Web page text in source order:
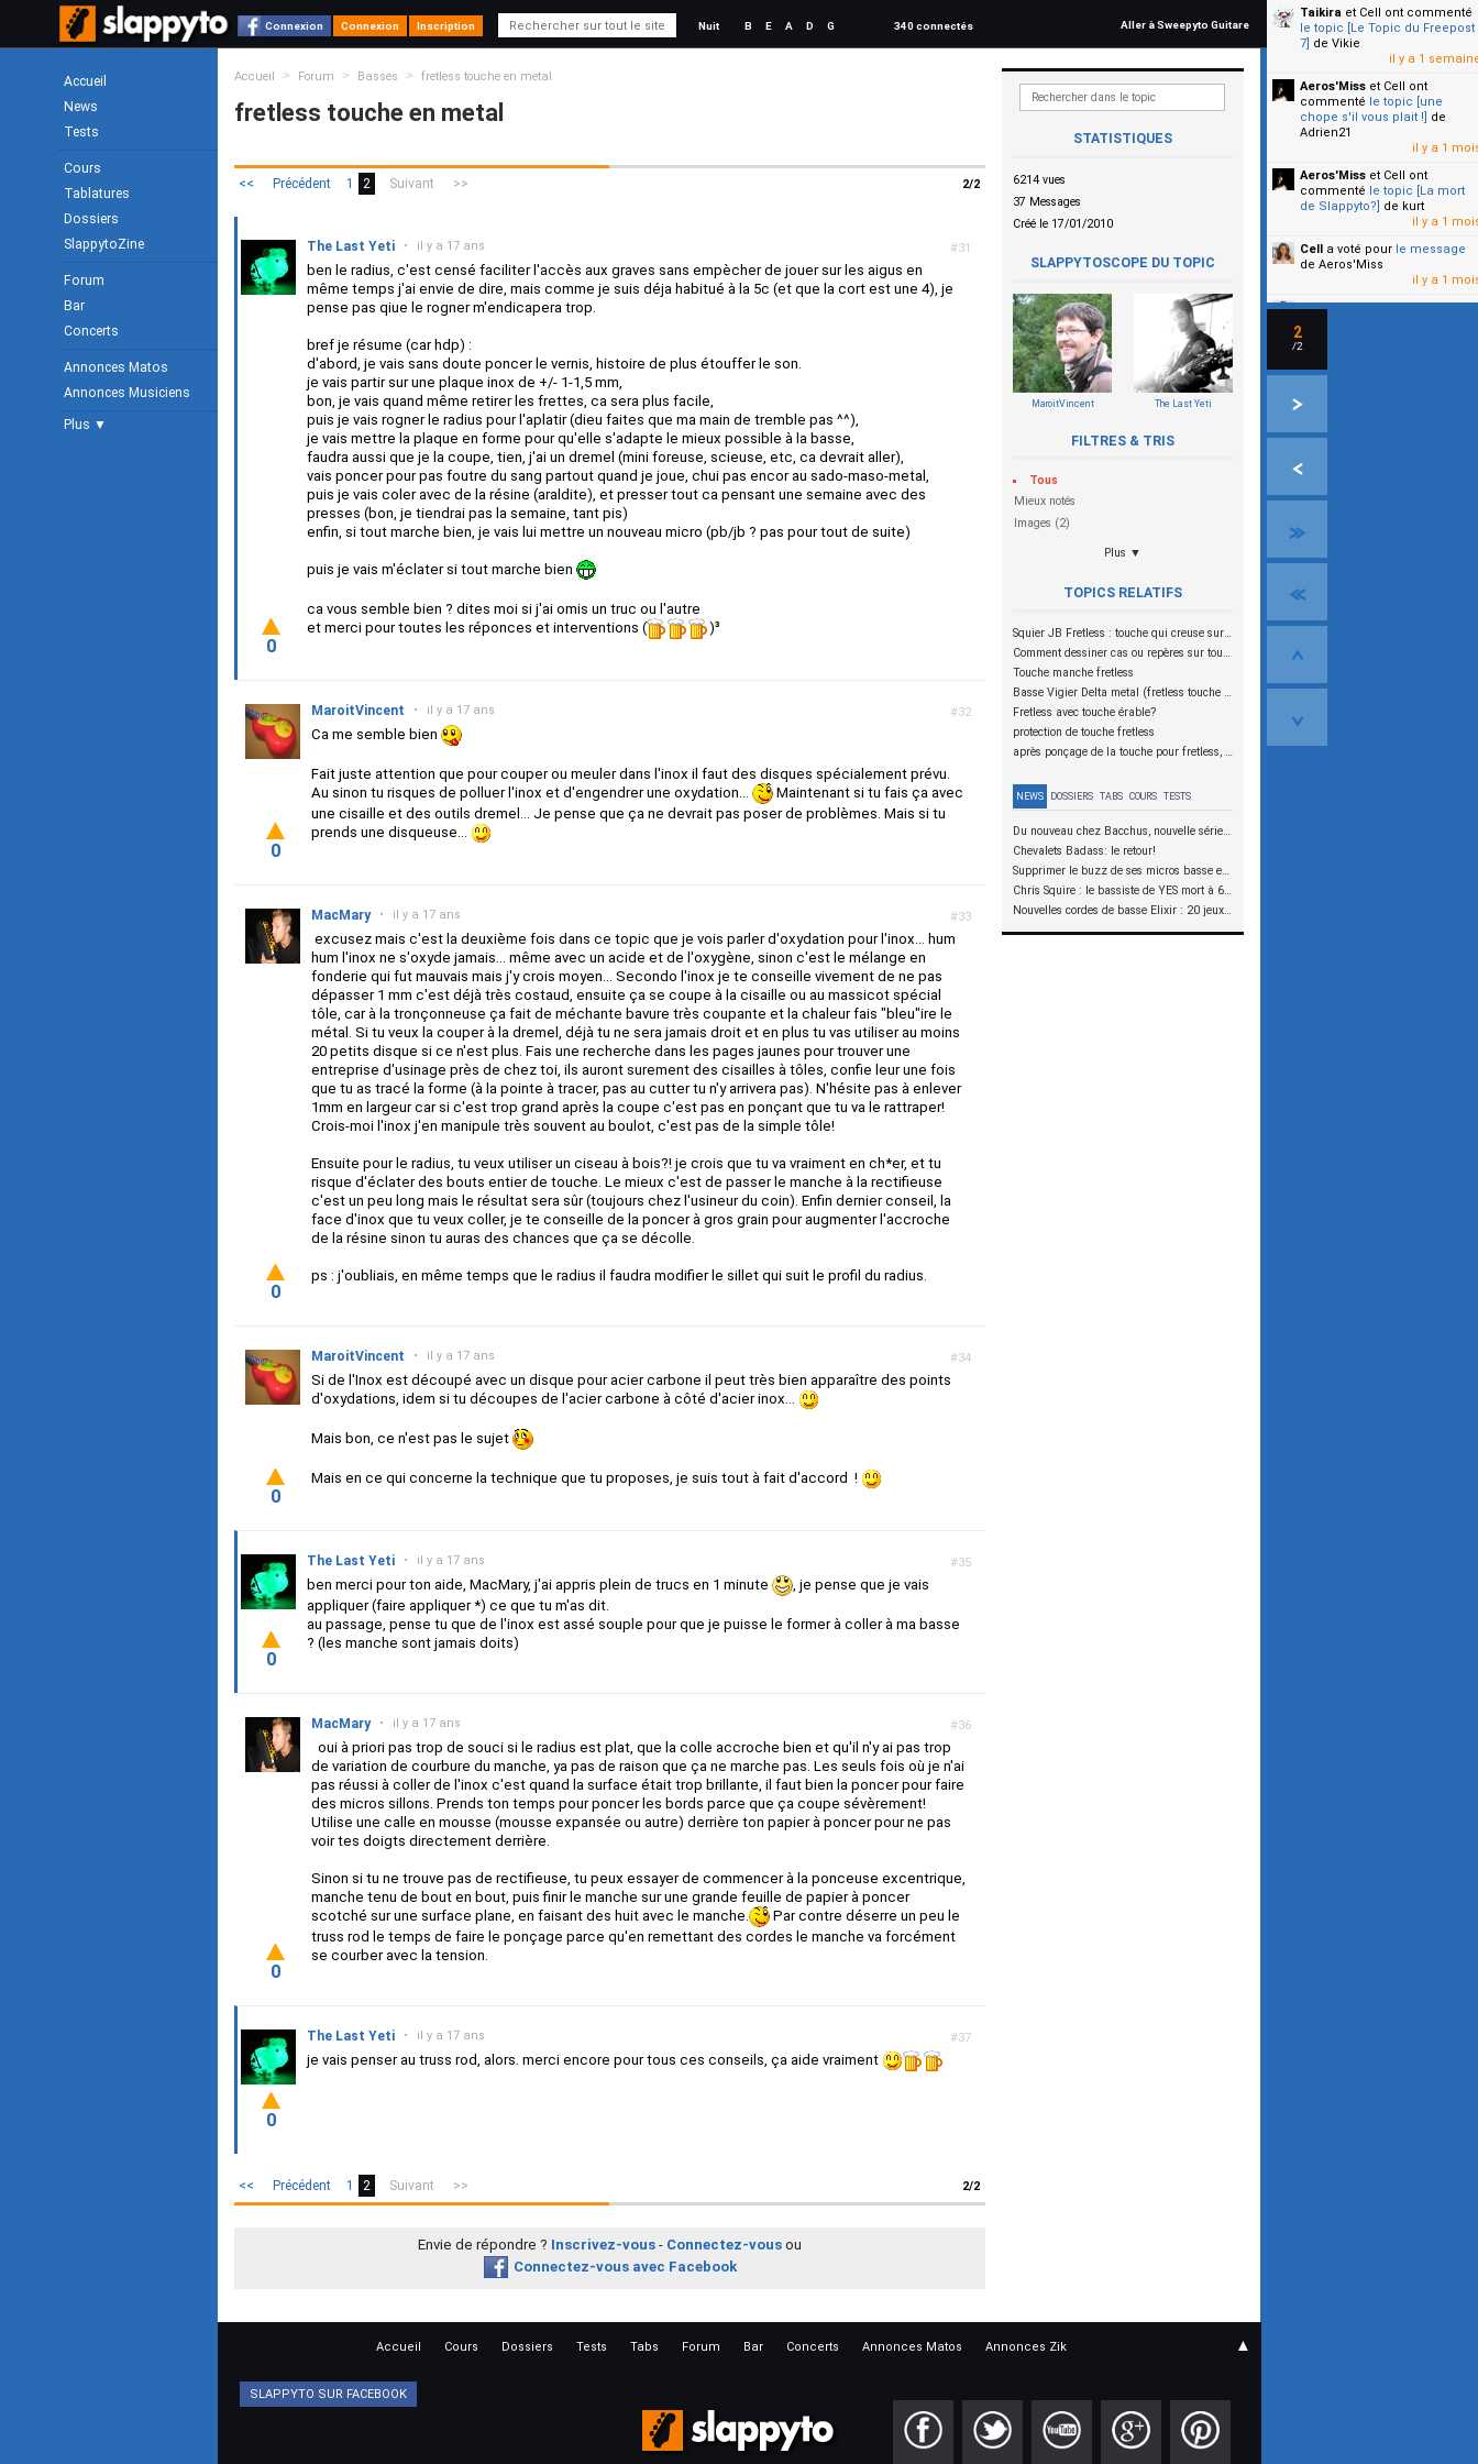
Connexion Connexion Inscription Nuit B E A D G 340 connectés Aller à Sweepyto Guitare
Accueil
News
Tests
Cours
Tablatures
Dossiers
SlappytoZine
Forum
Bar
Concerts
Annonces Matos
Annonces Musiciens
Plus ▼
Accueil > Forum > Basses > fretless touche en metal
fretless touche en metal
STATISTIQUES
6214 vues
37 Messages
Créé le 17/01/2010
SLAPPYTOSCOPE DU TOPIC
MaroitVincent The Last Yeti
FILTRES & TRIS
Tous
Mieux notés
Images (2)
Plus ▼
TOPICS RELATIFS
Squier JB Fretless : touche qui creuse sur les repères...
Comment dessiner cas ou repères sur touche fretless.
Touche manche fretless
Basse Vigier Delta metal (fretless touche metal ?)
Fretless avec touche érable?
protection de touche fretless
après ponçage de la touche pour fretless, quelle protection ?
NEWS DOSSIERS TABS COURS TESTS
Du nouveau chez Bacchus, nouvelle série SCD
Chevalets Badass: le retour!
Supprimer le buzz de ses micros basse en reliant les aimants à la masse
Chris Squire : le bassiste de YES mort à 67 ans
Nouvelles cordes de basse Elixir : 20 jeux à tester !
2/2
<< Précédent 1 2 Suivant >>
#31
The Last Yeti • il y a 17 ans
ben le radius, c'est censé faciliter l'accès aux graves sans empècher de jouer sur les aigus en
même temps j'ai envie de dire, mais comme je suis déja habitué à la 5c (et que la cort est une 4), je
pense pas qiue le rogner m'endicapera trop.
bref je résume (car hdp) :
d'abord, je vais sans doute poncer le vernis, histoire de plus étouffer le son.
je vais partir sur une plaque inox de +/- 1-1,5 mm,
bon, je vais quand même retirer les frettes, ca sera plus facile,
puis je vais rogner le radius pour l'aplatir (dieu faites que ma main de tremble pas ^^),
je vais mettre la plaque en forme pour qu'elle s'adapte le mieux possible à la basse,
faudra aussi que je la coupe, tien, j'ai un dremel (mini foreuse, scieuse, etc, ca devrait aller),
vais poncer pour pas foutre du sang partout quand je joue, chui pas encor au sado-maso-metal,
puis je vais coler avec de la résine (araldite), et presser tout ca pensant une semaine avec des
presses (bon, je tiendrai pas la semaine, tant pis)
enfin, si tout marche bien, je vais lui mettre un nouveau micro (pb/jb ? pas pour tout de suite)
puis je vais m'éclater si tout marche bien
ca vous semble bien ? dites moi si j'ai omis un truc ou l'autre
et merci pour toutes les réponces et interventions (
)³
0
#32
MaroitVincent • il y a 17 ans
Ca me semble bien
Fait juste attention que pour couper ou meuler dans l'inox il faut des disques spécialement prévu.
Au sinon tu risques de polluer l'inox et d'engendrer une oxydation...
Maintenant si tu fais ça avec
une cisaille et des outils dremel... Je pense que ça ne devrait pas poser de problèmes. Mais si tu
prends une disqueuse...
0
#33
MacMary • il y a 17 ans
excusez mais c'est la deuxième fois dans ce topic que je vois parler d'oxydation pour l'inox... hum
hum l'inox ne s'oxyde jamais... même avec un acide et de l'oxygène, sinon c'est le mélange en
fonderie qui fut mauvais mais j'y crois moyen... Secondo l'inox je te conseille vivement de ne pas
dépasser 1 mm c'est déjà très costaud, ensuite ça se coupe à la cisaille ou au massicot spécial
tôle, car à la tronçonneuse ça fait de méchante bavure très coupante et la chaleur fais "bleu"ire le
métal. Si tu veux la couper à la dremel, déjà tu ne sera jamais droit et en plus tu vas utiliser au moins
20 petits disque si ce n'est plus. Fais une recherche dans les pages jaunes pour trouver une
entreprise d'usinage près de chez toi, ils auront surement des cisailles à tôles, confie leur une fois
que tu as tracé la forme (à la pointe à tracer, pas au cutter tu n'y arrivera pas). N'hésite pas à enlever
1mm en largeur car si c'est trop grand après la coupe c'est pas en ponçant que tu va le rattraper!
Crois-moi l'inox j'en manipule très souvent au boulot, c'est pas de la simple tôle!
Ensuite pour le radius, tu veux utiliser un ciseau à bois?! je crois que tu va vraiment en ch*er, et tu
risque d'éclater des bouts entier de touche. Le mieux c'est de passer le manche à la rectifieuse
c'est un peu long mais le résultat sera sûr (toujours chez l'usineur du coin). Enfin dernier conseil, la
face d'inox que tu veux coller, je te conseille de la poncer à gros grain pour augmenter l'accroche
de la résine sinon tu auras des chances que ça se décolle.
ps : j'oubliais, en même temps que le radius il faudra modifier le sillet qui suit le profil du radius.
0
#34
MaroitVincent • il y a 17 ans
Si de l'Inox est découpé avec un disque pour acier carbone il peut très bien apparaître des points
d'oxydations, idem si tu découpes de l'acier carbone à côté d'acier inox...
Mais bon, ce n'est pas le sujet
Mais en ce qui concerne la technique que tu proposes, je suis tout à fait d'accord !
0
#35
The Last Yeti • il y a 17 ans
ben merci pour ton aide, MacMary, j'ai appris plein de trucs en 1 minute
, je pense que je vais
appliquer (faire appliquer *) ce que tu m'as dit.
au passage, pense tu que de l'inox est assé souple pour que je puisse le former à coller à ma basse
? (les manche sont jamais doits)
0
#36
MacMary • il y a 17 ans
oui à priori pas trop de souci si le radius est plat, que la colle accroche bien et qu'il n'y ai pas trop
de variation de courbure du manche, ya pas de raison que ça ne marche pas. Les seuls fois où je n'ai
pas réussi à coller de l'inox c'est quand la surface était trop brillante, il faut bien la poncer pour faire
des micros sillons. Prends ton temps pour poncer les bords parce que ça coupe sévèrement!
Utilise une calle en mousse (mousse expansée ou autre) derrière ton papier à poncer pour ne pas
voir tes doigts directement derrière.
Sinon si tu ne trouve pas de rectifieuse, tu peux essayer de commencer à la ponceuse excentrique,
manche tenu de bout en bout, puis finir le manche sur une grande feuille de papier à poncer
scotché sur une surface plane, en faisant des huit avec le manche.
Par contre déserre un peu le
truss rod le temps de faire le ponçage parce qu'en remettant des cordes le manche va forcément
se courber avec la tension.
0
#37
The Last Yeti • il y a 17 ans
je vais penser au truss rod, alors. merci encore pour tous ces conseils, ça aide vraiment
0
2
/2
2/2
<< Précédent 1 2 Suivant >>
Envie de répondre ? Inscrivez-vous - Connectez-vous ou
Connectez-vous avec Facebook
Taikira et Cell ont commenté
le topic [Le Topic du Freepost
7] de Vikie
il y a 1
Aeros'Miss et Cell ont
commenté le topic [une
chope s'il vous plait !] de
Adrien21
il y a 1
Aeros'Miss et Cell ont
commenté le topic [La mort
de Slappyto?] de kurt
il y a 1
Cell a voté pour le message
de Aeros'Miss
il y a 1
Cella voté pourle message
Accueil Cours Dossiers Tests Tabs Forum Bar Concerts Annonces Matos Annonces Zik ▲
SLAPPYTO SUR FACEBOOK